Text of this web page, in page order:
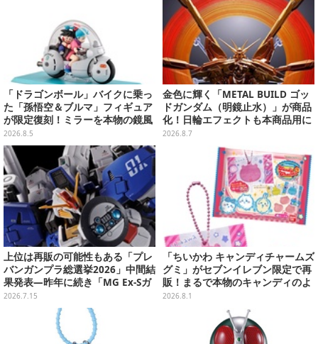
「ドラゴンボール」バイクに乗っ
た「孫悟空＆ブルマ」フィギュア
が限定復刻！ミラーを本物の鏡風
や、ブルマの目元が映りこむ描写
にできるステッカーを収録
2026.8.5
金色に輝く「METAL BUILD ゴッ
ドガンダム（明鏡止水）」が商品
化！日輪エフェクトも本商品用に
刷新した豪華仕様
2026.8.7
上位は再販の可能性もある「プレ
バンガンプラ総選挙2026」中間結
果発表―昨年に続き「MG Ex-Sガ
ンダム/Sガンダム」が強い！TOP
2026.7.15
「ちいかわ キャンディチャームズ
グミ」がセブンイレブン限定で再
販！まるで本物のキャンディのよ
うな、カラフルボールチェーン付
チャーム全8種
2026.8.1